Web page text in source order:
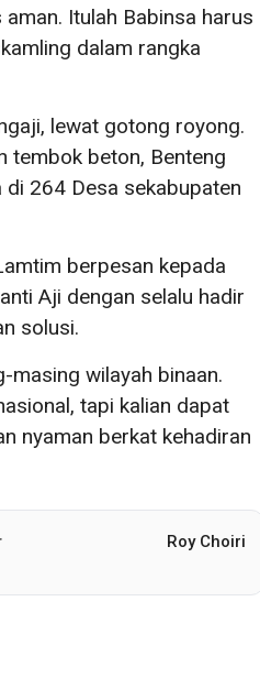
Itulah Babinsa harus
dalam rangka
lewat gotong royong.
tembok beton, Benteng
di 264 Desa sekabupaten
berpesan kepada
Aji dengan selalu hadir
solusi.
masing wilayah binaan.
tapi kalian dapat
nyaman berkat kehadiran
Roy Choiri